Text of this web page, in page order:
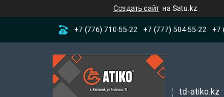
Создать сайт на Satu.kz
+7 (776) 710-55-22 +7 (777) 504-55-22 +7
td-atiko.kz